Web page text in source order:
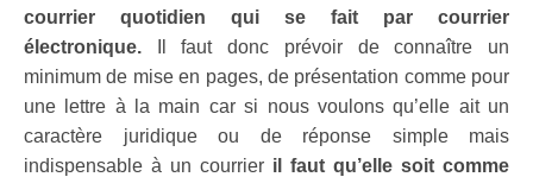
courrier quotidien qui se fait par courrier
électronique. Il faut donc prévoir de connaître un
minimum de mise en pages, de présentation comme pour
une lettre à la main car si nous voulons qu’elle ait un
caractère juridique ou de réponse simple mais
indispensable à un courrier il faut qu’elle soit comme